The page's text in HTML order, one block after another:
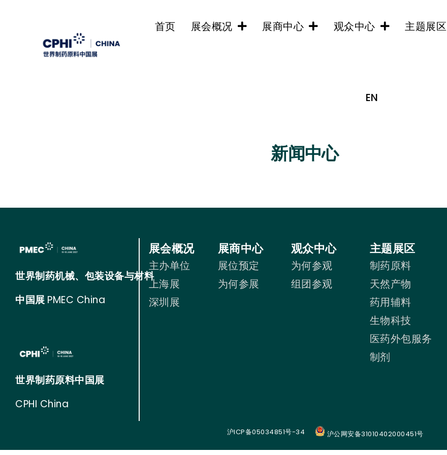
首页 展会概况 展商中心 观众中心 主题展区
EN
新闻中心
世界制药机械、包装设备与材料
中国展 PMEC China
世界制药原料中国展
CPHI China
展会概况
主办单位
上海展
深圳展
展商中心
展位预定
为何参展
观众中心
为何参观
组团参观
主题展区
制药原料
天然产物
药用辅料
生物科技
医药外包服务
制剂
沪ICP备05034851号-34 沪公网安备31010402000451号